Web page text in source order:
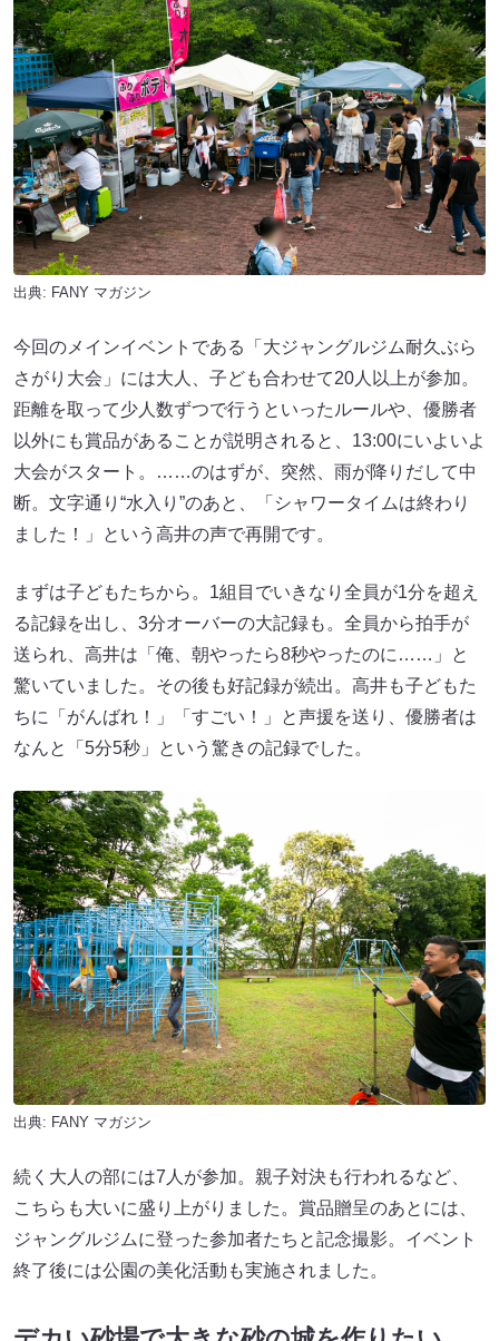
出典: FANY マガジン
今回のメインイベントである「大ジャングルジム耐久ぶら
さがり大会」には大人、子ども合わせて20人以上が参加。
距離を取って少人数ずつで行うといったルールや、優勝者
以外にも賞品があることが説明されると、13:00にいよいよ
大会がスタート。……のはずが、突然、雨が降りだして中
断。文字通り“水入り”のあと、「シャワータイムは終わり
ました！」という高井の声で再開です。
まずは子どもたちから。1組目でいきなり全員が1分を超え
る記録を出し、3分オーバーの大記録も。全員から拍手が
送られ、高井は「俺、朝やったら8秒やったのに……」と
驚いていました。その後も好記録が続出。高井も子どもた
ちに「がんばれ！」「すごい！」と声援を送り、優勝者は
なんと「5分5秒」という驚きの記録でした。
出典: FANY マガジン
続く大人の部には7人が参加。親子対決も行われるなど、
こちらも大いに盛り上がりました。賞品贈呈のあとには、
ジャングルジムに登った参加者たちと記念撮影。イベント
終了後には公園の美化活動も実施されました。